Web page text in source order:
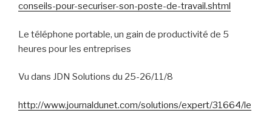
conseils-pour-securiser-son-poste-de-travail.shtml
Le téléphone portable, un gain de productivité de 5
heures pour les entreprises
Vu dans JDN Solutions du 25-26/11/8
http://www.journaldunet.com/solutions/expert/31664/le